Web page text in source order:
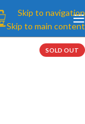
Skip to navigation
Skip to main content
SOLD OUT